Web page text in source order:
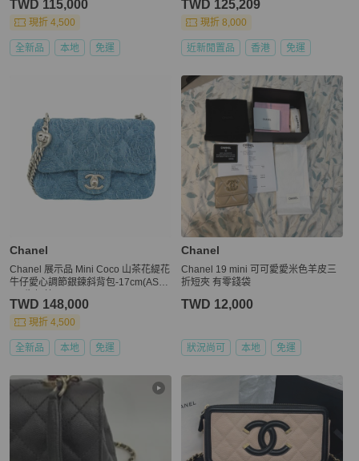
TWD 115,000
現折 4,500
全新品 本地 免運
TWD 125,209
現折 8,000
近新閒置品 香港 免運
Chanel
Chanel 展示品 Mini Coco 山茶花緹花
牛仔愛心調節銀鍊斜背包-17cm(AS38
TWD 148,000
現折 4,500
全新品 本地 免運
Chanel
Chanel 19 mini 可可愛愛米色羊皮三
折短夾 有零錢袋
TWD 12,000
狀況尚可 本地 免運